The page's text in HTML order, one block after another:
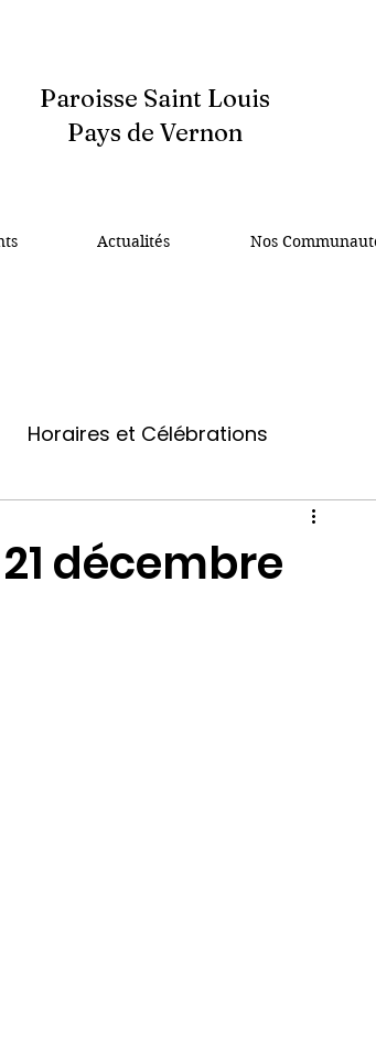
Paroisse Saint Louis
Pays de Vernon
Actualités Nos
Horaires et Célébrations
décembre